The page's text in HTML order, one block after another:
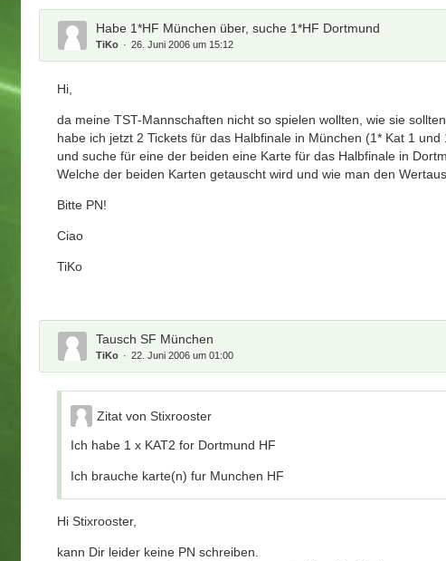
Habe 1*HF München über, suche 1*HF Dortmund
TiKo 26. Juni 2006 um 15:12
Hi,
da meine TST-Mannschaften nicht so spielen wollten, wie sie sollten,
habe ich jetzt 2 Tickets für das Halbfinale in München (1* Kat 1 und
und suche für eine der beiden eine Karte für das Halbfinale in
Welche der beiden Karten getauscht wird und wie man den
Bitte PN!
Ciao
TiKo
Tausch SF München
TiKo 22. Juni 2006 um 01:00
Zitat von Stixrooster
Ich habe 1 x KAT2 for Dortmund HF
Ich brauche karte(n) fur Munchen HF
Hi Stixrooster,
kann Dir leider keine PN schreiben.